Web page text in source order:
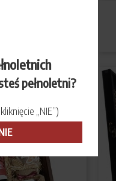
pełnoletni?
„NIE”)